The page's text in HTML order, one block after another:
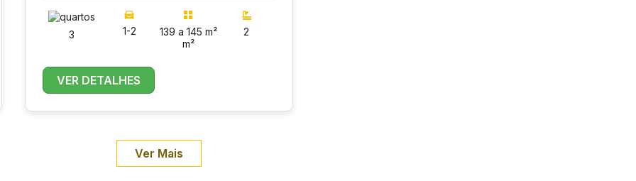
3 1-2
139 a 145 m²
m²
2
VER DETALHES
Ver Mais